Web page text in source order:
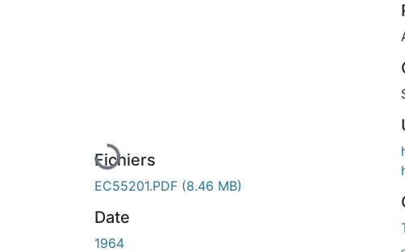
En cours de chargement...
Fichiers
EC55201.PDF (8.46 MB)
Date
1964